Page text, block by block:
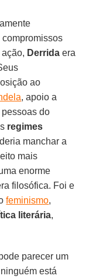
Derrida era
ao
, apoio a
do
regimes
manchar a
mais
enorme
filosófica. Foi e
feminismo,
literária,
parecer um
está